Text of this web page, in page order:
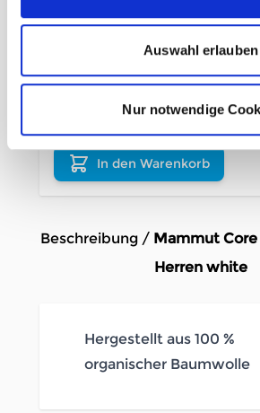
Auswahl erlauben
Nur notwendige
unser Preis ab:
31,96 €
In den Warenkorb
Beschreibung / Mammut Core
Herren white
Hergestellt aus 100 %
organischer Baumwolle